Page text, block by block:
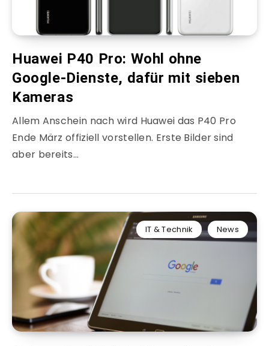
Huawei P40 Pro: Wohl ohne
Google-Dienste, dafür mit sieben
Kameras
Allem Anschein nach wird Huawei das P40 Pro
Ende März offiziell vorstellen. Erste Bilder sind
aber bereits…
IT & Technik News